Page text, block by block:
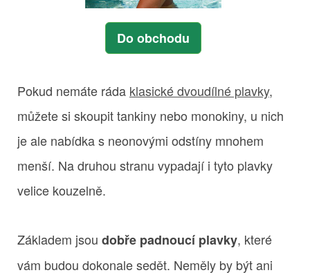
Do obchodu
Pokud nemáte ráda klasické dvoudílné plavky,
můžete si skoupit tankiny nebo monokiny, u nich
je ale nabídka s neonovými odstíny mnohem
menší. Na druhou stranu vypadají i tyto plavky
velice kouzelně.
Základem jsou dobře padnoucí plavky, které
vám budou dokonale sedět. Neměly by být ani